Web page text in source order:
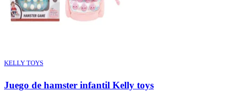
KELLY TOYS
Juego de hamster infantil Kelly toys